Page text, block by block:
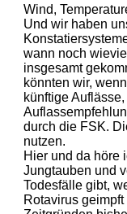
Wind,
Und wir haben
wann noch
insgesamt
könnten wir,
künftige
durch die FSK.
nutzen.
Hier und da höre
Jungtauben und
Todesfälle gibt,
Rotavirus